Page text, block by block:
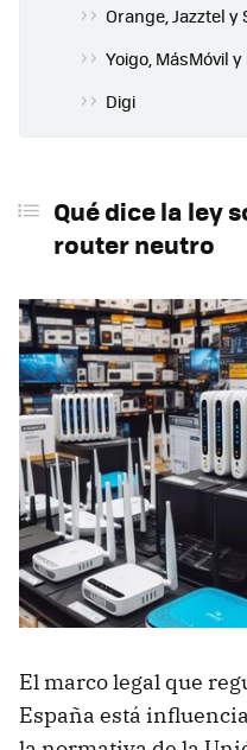
Orange, Jazztel y
Yoigo, MásMóvil
Digi
Qué dice la ley
router neutro
El marco legal que
España está